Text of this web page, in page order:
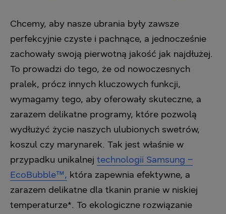
Chcemy, aby nasze ubrania były zawsze
perfekcyjnie czyste i pachnące, a jednocześnie
zachowały swoją pierwotną jakość jak najdłużej.
To prowadzi do tego, że od nowoczesnych
pralek, prócz innych kluczowych funkcji,
wymagamy tego, aby oferowały skuteczne, a
zarazem delikatne programy, które pozwolą
wydłużyć życie naszych ulubionych swetrów,
koszul czy marynarek. Tak jest właśnie w
przypadku unikalnej technologii Samsung –
EcoBubble™, która zapewnia efektywne, a
zarazem delikatne dla tkanin pranie w niskiej
temperaturze*. To ekologiczne rozwiązanie